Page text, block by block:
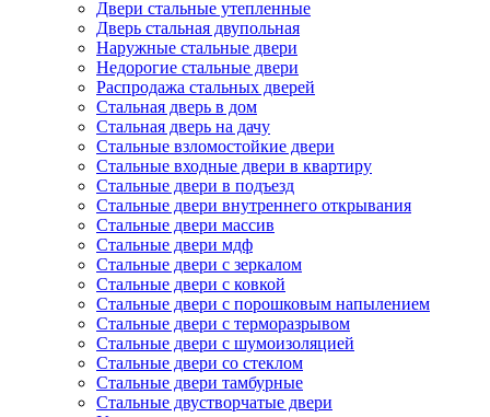
Двери стальные утепленные
Дверь стальная двупольная
Наружные стальные двери
Недорогие стальные двери
Распродажа стальных дверей
Стальная дверь в дом
Стальная дверь на дачу
Стальные взломостойкие двери
Стальные входные двери в квартиру
Стальные двери в подъезд
Стальные двери внутреннего открывания
Стальные двери массив
Стальные двери мдф
Стальные двери с зеркалом
Стальные двери с ковкой
Стальные двери с порошковым напылением
Стальные двери с терморазрывом
Стальные двери с шумоизоляцией
Стальные двери со стеклом
Стальные двери тамбурные
Стальные двустворчатые двери